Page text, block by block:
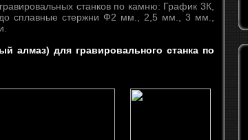
станков по камню: График 3К,
сплавные стержни Ф2 мм., 2,5 мм., 3 мм.,
алмаз) для гравировального станка по